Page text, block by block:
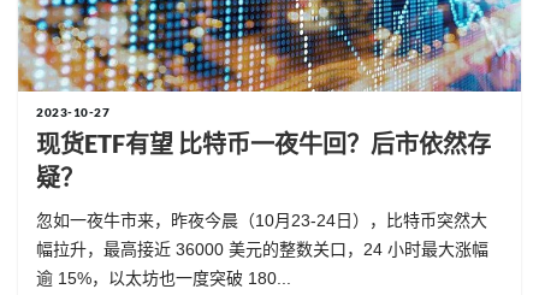
2023-10-27
现货ETF有望 比特币一夜牛回？后市依然存
疑？
忽如一夜牛市来，昨夜今晨（10月23-24日），比特币突然大
幅拉升，最高接近 36000 美元的整数关口，24 小时最大涨幅
逾 15%，以太坊也一度突破 180...